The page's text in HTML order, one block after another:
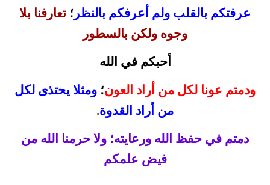
عرفتكم بالقلب ولم أعرفكم بالنظر ؛ تعارفنا بلا
وجوه ولكن بالسطور
أحبكم في الله
ودمتم عونا لكل من أراد العون؛ ومثلا يحتذى لكل
من أراد القدوة.
دمتم في حفظ الله ورعايته؛ ولا حرمنا الله من
فيض علمكم